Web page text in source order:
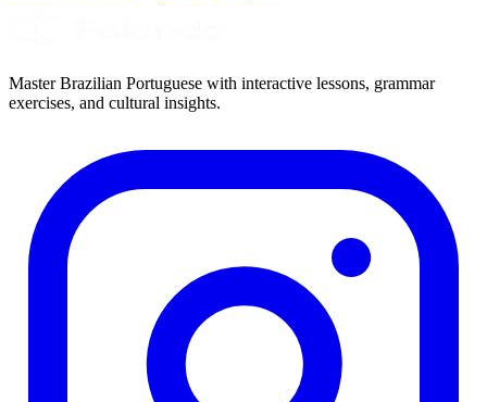
Master Brazilian Portuguese with interactive lessons, grammar
exercises, and cultural insights.